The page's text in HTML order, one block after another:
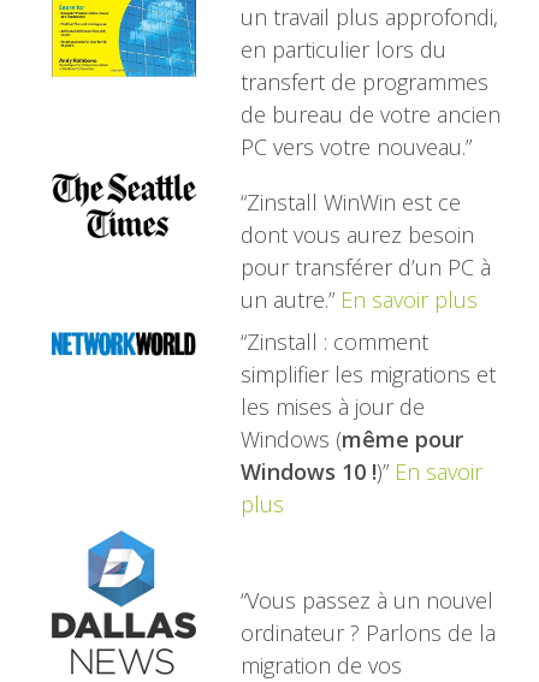
un travail plus approfondi,
en particulier lors du
transfert de programmes
de bureau de votre ancien
PC vers votre nouveau.”
“Zinstall WinWin est ce
dont vous aurez besoin
pour transférer d’un PC à
un autre.” En savoir plus
“Zinstall : comment
simplifier les migrations et
les mises à jour de
Windows (même pour
Windows 10 !)” En savoir
plus
“Vous passez à un nouvel
ordinateur ? Parlons de la
migration de vos